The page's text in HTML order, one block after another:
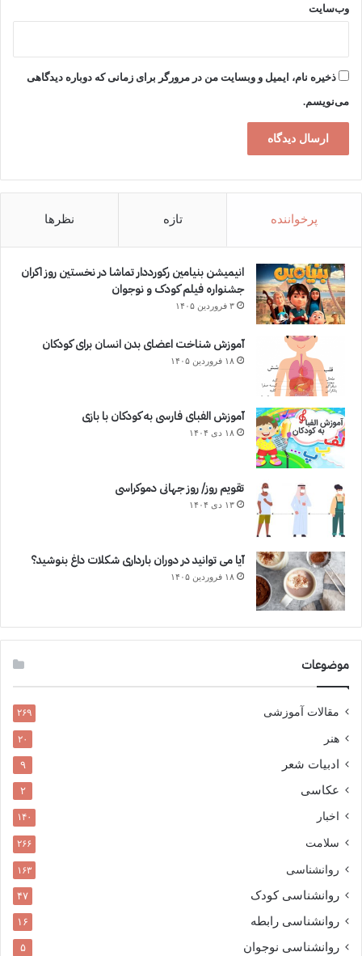
وب‌سایت
ذخیره نام، ایمیل و وبسایت من در مرورگر برای زمانی که دوباره دیدگاهی
می‌نویسم.
پرخواننده تازه نظرها
انیمیشن بنیامین رکورددار تماشا در نخستین روز اکران‌
جشنواره فیلم کودک و نوجوان
۳ فروردین ۱۴۰۵
آموزش شناخت اعضای بدن انسان برای کودکان
۱۸ فروردین ۱۴۰۵
آموزش الفبای فارسی به کودکان با بازی
۱۸ دی ۱۴۰۴
تقویم روز/ روز جهانی دموکراسی
۱۳ دی ۱۴۰۴
آیا می توانید در دوران بارداری شکلات داغ بنوشید؟
۱۸ فروردین ۱۴۰۵
موضوعات
مقالات آموزشی ۲۶۹
هنر ۲۰
ادبیات شعر ۹
عکاسی ۲
اخبار ۱۴۰
سلامت ۲۶۶
روانشناسی ۱۶۳
روانشناسی کودک ۴۷
روانشناسی رابطه ۱۶
روانشناسی نوجوان ۵